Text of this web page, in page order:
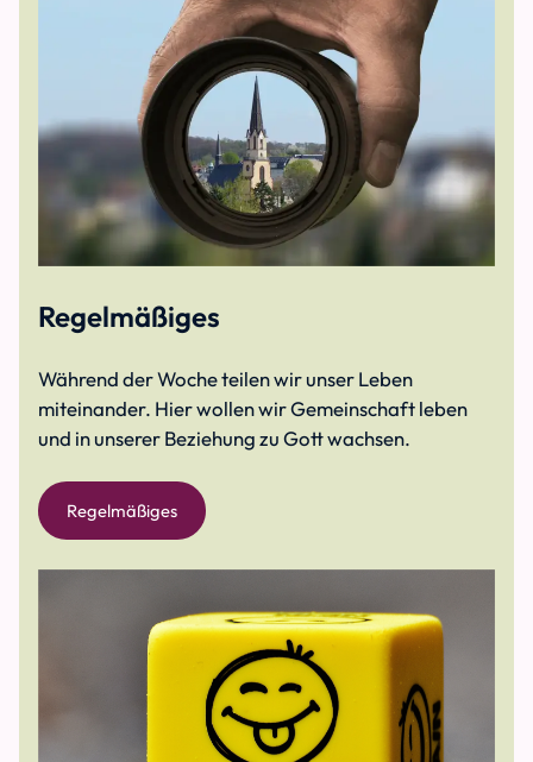
Regelmäßiges
Während der Woche teilen wir unser Leben
miteinander. Hier wollen wir Gemeinschaft leben
und in unserer Beziehung zu Gott wachsen.
Regelmäßiges